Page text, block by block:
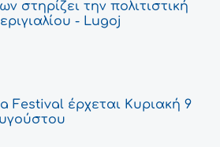
στηρίζει την πολιτιστική
- Lugoj
Festival έρχεται Κυριακή 9